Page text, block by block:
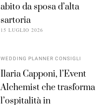
abito da sposa d’alta
sartoria
15 LUGLIO 2026
WEDDING PLANNER CONSIGLI
Ilaria Capponi, l’Event
Alchemist che trasforma
l’ospitalità in